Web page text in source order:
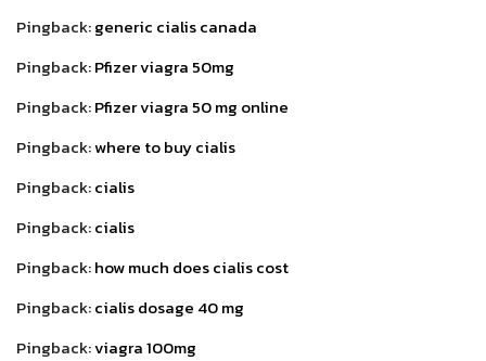
Pingback:generic cialis canada
Pingback:Pfizer viagra 50mg
Pingback:Pfizer viagra 50 mg online
Pingback:where to buy cialis
Pingback:cialis
Pingback:cialis
Pingback:how much does cialis cost
Pingback:cialis dosage 40 mg
Pingback:viagra 100mg